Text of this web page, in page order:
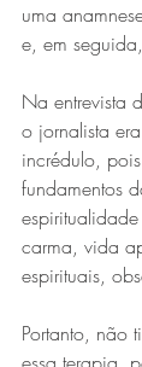
uma
e, em
Na entrevista
o jornalista
incrédulo,
fundamentos
carma, vida
espirituais,
Portanto, não